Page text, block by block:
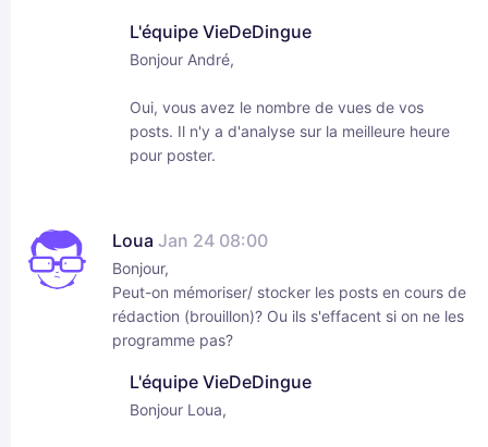
L'équipe VieDeDingue
Bonjour André,
Oui, vous avez le nombre de vues de vos
posts. Il n'y a d'analyse sur la meilleure heure
pour poster.
Loua Jan 24 08:00
Bonjour,
Peut-on mémoriser/ stocker les posts en cours de
rédaction (brouillon)? Ou ils s'effacent si on ne les
programme pas?
L'équipe VieDeDingue
Bonjour Loua,